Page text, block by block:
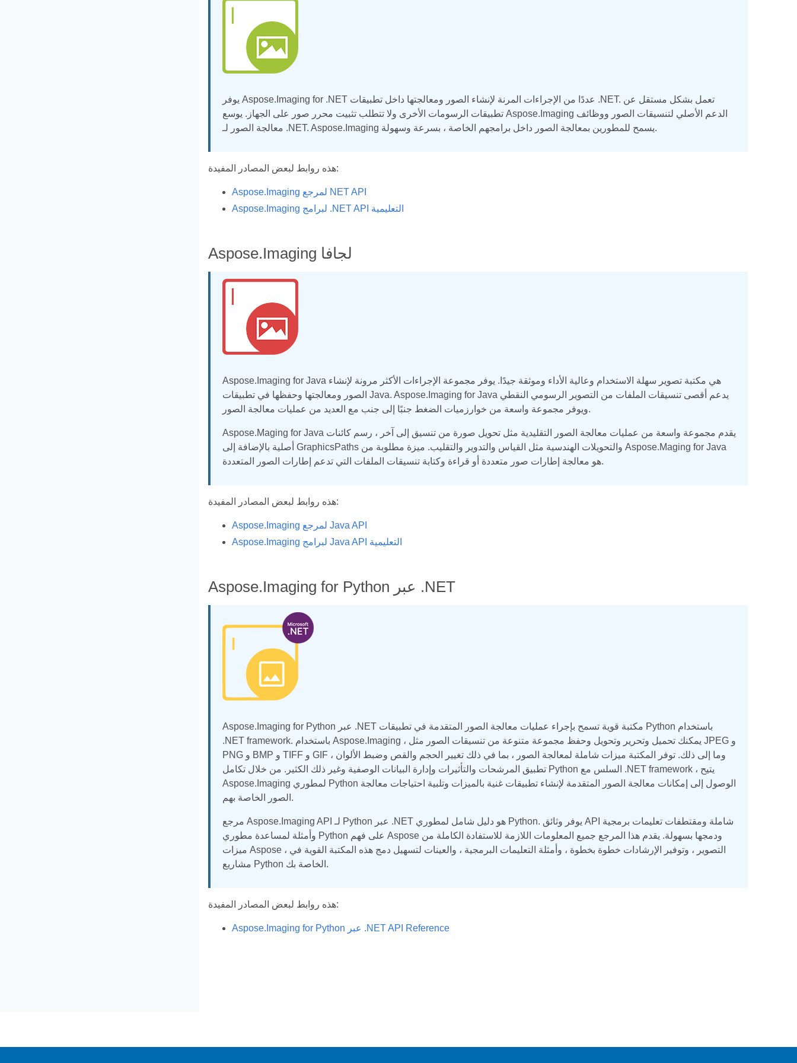
يوفر Aspose.Imaging for .NET عددًا من الإجراءات المرنة لإنشاء الصور ومعالجتها داخل تطبيقات .NET. تعمل بشكل مستقل عن
تطبيقات الرسومات الأخرى ولا تتطلب تثبيت محرر صور على الجهاز. يوسع Aspose.Imaging الدعم الأصلي لتنسيقات الصور ووظائف
معالجة الصور لـ .NET. Aspose.Imaging يسمح للمطورين بمعالجة الصور داخل برامجهم الخاصة ، بسرعة وسهولة.
هذه روابط لبعض المصادر المفيدة:
Aspose.Imaging لمرجع NET API
Aspose.Imaging لبرامج .NET API التعليمية
Aspose.Imaging لجافا
Aspose.Imaging for Java هي مكتبة تصوير سهلة الاستخدام وعالية الأداء وموثقة جيدًا. يوفر مجموعة الإجراءات الأكثر مرونة لإنشاء
الصور ومعالجتها وحفظها في تطبيقات Java. Aspose.Imaging for Java يدعم أقصى تنسيقات الملفات من التصوير الرسومي النقطي
ويوفر مجموعة واسعة من خوارزميات الضغط جنبًا إلى جنب مع العديد من عمليات معالجة الصور.
Aspose.Maging for Java يقدم مجموعة واسعة من عمليات معالجة الصور التقليدية مثل تحويل صورة من تنسيق إلى آخر ، رسم كائنات
أصلية بالإضافة إلى GraphicsPaths والتحويلات الهندسية مثل القياس والتدوير والتقليب. ميزة مطلوبة من Aspose.Maging for Java
هو معالجة إطارات صور متعددة أو قراءة وكتابة تنسيقات الملفات التي تدعم إطارات الصور المتعددة.
هذه روابط لبعض المصادر المفيدة:
Aspose.Imaging لمرجع Java API
Aspose.Imaging لبرامج Java API التعليمية
Aspose.Imaging for Python عبر .NET
Aspose.Imaging for Python عبر .NET مكتبة قوية تسمح بإجراء عمليات معالجة الصور المتقدمة في تطبيقات Python باستخدام
.NET framework. باستخدام Aspose.Imaging ، يمكنك تحميل وتحرير وتحويل وحفظ مجموعة متنوعة من تنسيقات الصور مثل JPEG و
PNG و BMP و TIFF و GIF وما إلى ذلك. توفر المكتبة ميزات شاملة لمعالجة الصور ، بما في ذلك تغيير الحجم والقص وضبط الألوان ،
تطبيق المرشحات والتأثيرات وإدارة البيانات الوصفية وغير ذلك الكثير. من خلال تكامل Python السلس مع .NET framework ، يتيح
Aspose.Imaging لمطوري Python الوصول إلى إمكانات معالجة الصور المتقدمة لإنشاء تطبيقات غنية بالميزات وتلبية احتياجات معالجة
الصور الخاصة بهم.
مرجع Aspose.Imaging API لـ Python عبر .NET هو دليل شامل لمطوري Python. يوفر وثائق API شاملة ومقتطفات تعليمات برمجية
وأمثلة لمساعدة مطوري Python على فهم Aspose ودمجها بسهولة. يقدم هذا المرجع جميع المعلومات اللازمة للاستفادة الكاملة من
ميزات Aspose ، التصوير ، وتوفير الإرشادات خطوة بخطوة ، وأمثلة التعليمات البرمجية ، والعينات لتسهيل دمج هذه المكتبة القوية في
مشاريع Python الخاصة بك.
هذه روابط لبعض المصادر المفيدة:
Aspose.Imaging for Python عبر .NET API Reference